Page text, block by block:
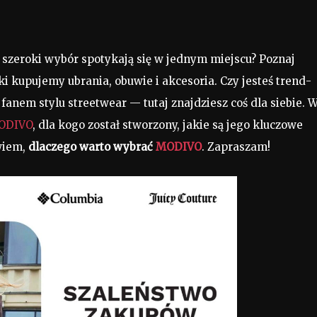
wybór spotykają się w jednym miejscu? Poznaj
kupujemy ubrania, obuwie i akcesoria. Czy jesteś trend­
stylu streetwear — tutaj znajdziesz coś dla siebie.
, dla kogo został stworzony, jakie są jego kluczowe
dlaczego warto wybrać MODIVO. Zapraszam!